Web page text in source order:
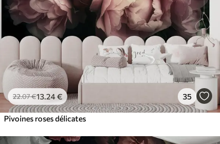
22.07€13 .24€ 35
Pivoines roses délicates